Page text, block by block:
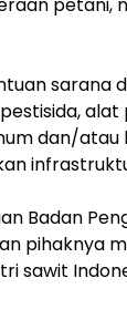
sarana
dan/
Badan
pihaknya
sawit